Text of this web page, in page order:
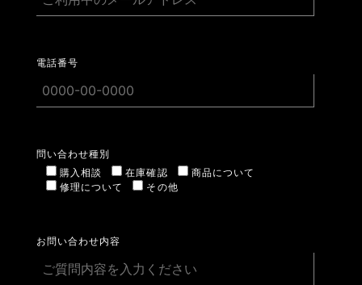
電話番号
問い合わせ種別
購入相談
在庫確認
商品について
修理について
その他
お問い合わせ内容